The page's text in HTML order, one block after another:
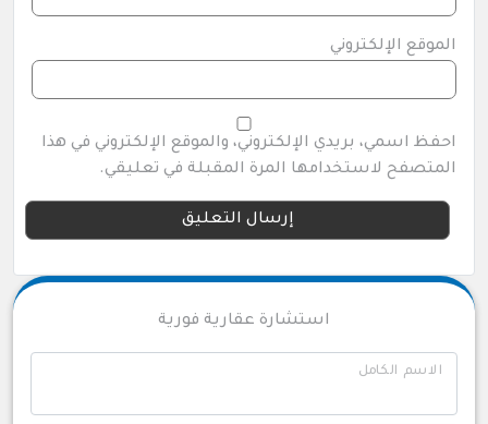
الموقع الإلكتروني
احفظ اسمي، بريدي الإلكتروني، والموقع الإلكتروني في هذا
المتصفح لاستخدامها المرة المقبلة في تعليقي.
استشارة عقارية فورية
الاسم الكامل